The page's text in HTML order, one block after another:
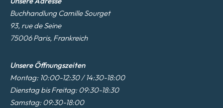
Buchhandlung Camille Sourget
93, rue de Seine
75006 Paris, Frankreich
Unsere Öffnungszeiten
Montag: 10:00-12:30 / 14:30-18:00
Dienstag bis Freitag: 09:30-18:30
Samstag: 09:30-18:00